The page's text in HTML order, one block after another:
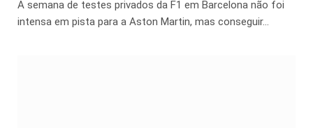
A semana de testes privados da F1 em Barcelona não foi
intensa em pista para a Aston Martin, mas conseguir…